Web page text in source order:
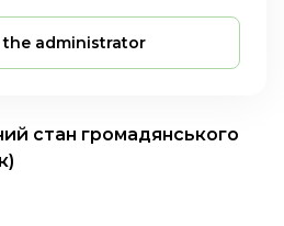
стан громадянського
administrator